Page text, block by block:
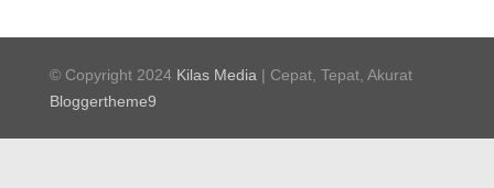
© Copyright 2024 Kilas Media | Cepat, Tepat, Akurat
Bloggertheme9